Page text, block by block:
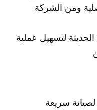
ومن الشركة
لتسهيل عملية
سريعة